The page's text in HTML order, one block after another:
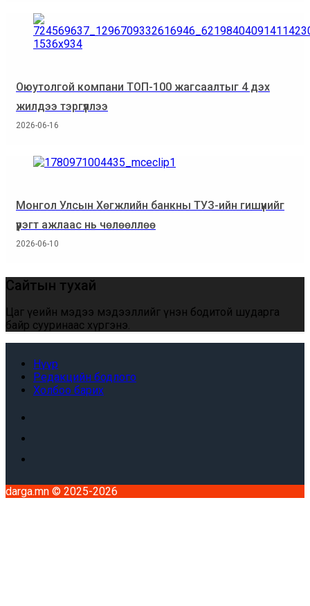
Оюутолгой компани ТОП-100 жагсаалтыг 4 дэх
жилдээ тэргүүллээ
2026-06-16
Монгол Улсын Хөгжлийн банкны ТУЗ-ийн гишүүнийг
үүрэгт ажлаас нь чөлөөллөө
2026-06-10
Сайтын тухай
Цаг үеийн мэдээ мэдээллийг үнэн бодитой шударга
байр сууринаас хүргэнэ.
Нүүр
Редакцийн бодлого
Холбоо барих
darga.mn © 2025-2026